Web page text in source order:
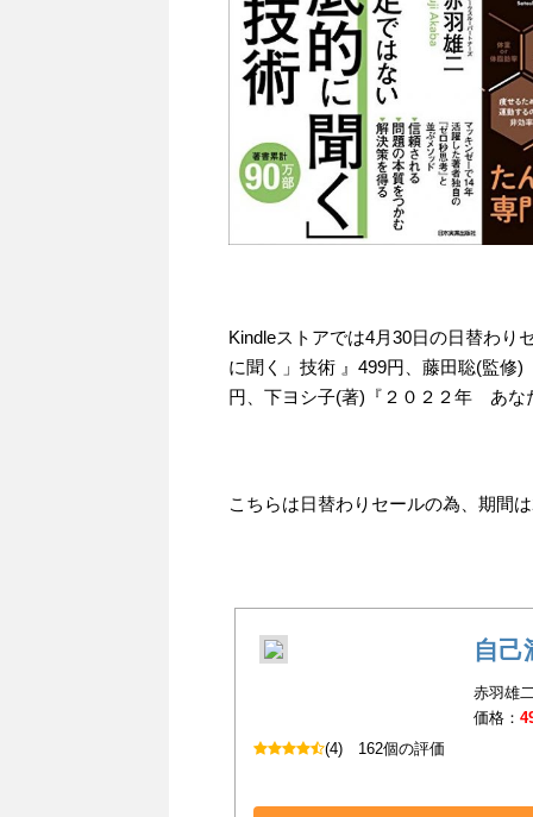
Kindleストアでは4月30日の日替わり
に聞く」技術 』499円、藤田聡(監修
円、下ヨシ子(著)『２０２２年 あな
こちらは日替わりセールの為、期間
自
赤羽雄
価格：
(4) 162個の評価